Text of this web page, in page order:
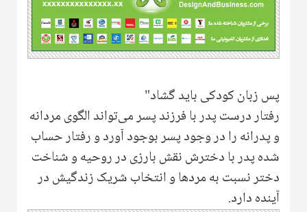
پس زبان کودکی باید گشاد"
رفتار درست پدر با فرزند پسر می‌تواند الگوی مردانه
و پدرانه را در وجود پسر بوجود آورد و رفتار حساب
شده پدر با دخترش نقش بارزی در روحیه و شناخت
دختر نسبت به مردها و انتخاب شریک زندگیش در
آینده دارد.